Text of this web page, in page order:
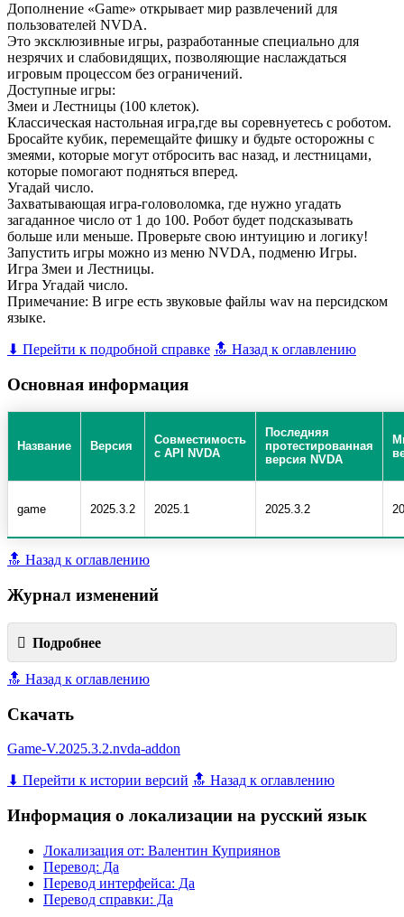
Дополнение «Game» открывает мир развлечений для
пользователей NVDA.
Это эксклюзивные игры, разработанные специально для
незрячих и слабовидящих, позволяющие наслаждаться
игровым процессом без ограничений.
Доступные игры:
Змеи и Лестницы (100 клеток).
Классическая настольная игра,где вы соревнуетесь с роботом.
Бросайте кубик, перемещайте фишку и будьте осторожны с
змеями, которые могут отбросить вас назад, и лестницами,
которые помогают подняться вперед.
Угадай число.
Захватывающая игра-головоломка, где нужно угадать
загаданное число от 1 до 100. Робот будет подсказывать
больше или меньше. Проверьте свою интуицию и логику!
Запустить игры можно из меню NVDA, подменю Игры.
Игра Змеи и Лестницы.
Игра Угадай число.
Примечание: В игре есть звуковые файлы wav на персидском
языке.
⬇ Перейти к подробной справке 🔝 Назад к оглавлению
Основная информация
Название Версия
Совместимость
с API NVDA
Последняя
протестированная
версия NVDA
game 2025.3.2 2025.1 2025.3.2
🔝 Назад к оглавлению
Журнал изменений
Подробнее
🔝 Назад к оглавлению
Скачать
Game-V.2025.3.2.nvda-addon
⬇ Перейти к истории версий 🔝 Назад к оглавлению
Информация о локализации на русский язык
Локализация от: Валентин Куприянов
Перевод: Да
Перевод интерфейса: Да
Перевод справки: Да